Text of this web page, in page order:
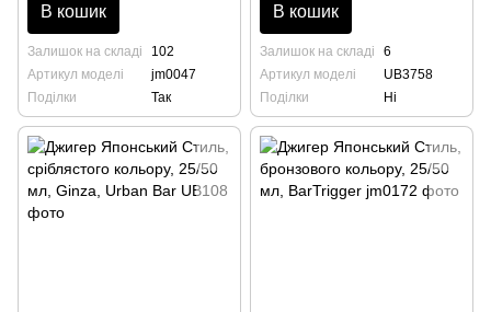
В кошик
Залишок на складі
102
Артикул моделі
jm0047
Поділки
Так
В кошик
Залишок на складі
6
Артикул моделі
UB3758
Поділки
Ні